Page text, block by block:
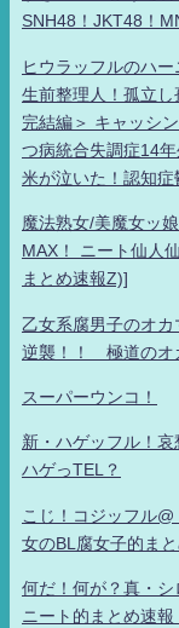
SNH48！JKT48！
ヒウラッフルのハ
生前整理人！孤立
完結編＞ キャッシ
つ病統合失調症14
米が泣いた！認知
魔法熟女/美魔女ッ
MAX！ ニート仙人
まとめ速報Z)]
乙女系腐男子のオ
逆襲！！ 極道のオ
スーパーウンコ！
新・ハゲッフル！
ハゲっTEL？
こじ！コジッフル
女のBL腐女子的ま
何だ！何が？真・
ニート的まとめ速報